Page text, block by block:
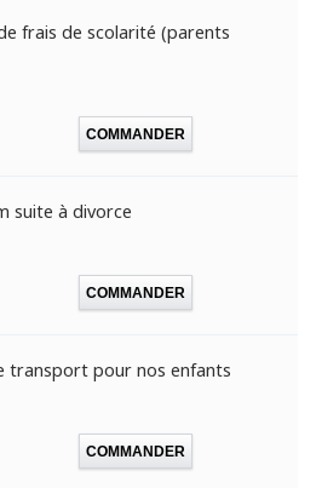
frais de scolarité (parents
COMMANDER
suite à divorce
COMMANDER
transport pour nos enfants
COMMANDER